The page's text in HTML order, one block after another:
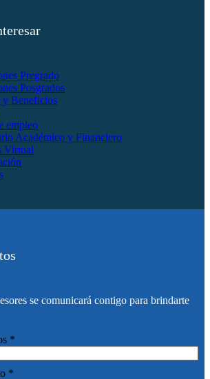
Pregrado
Posgrados
y Beneficios
empleo
Académico y Financiero
Virtual
se comunicará contigo para brindarte
*
*